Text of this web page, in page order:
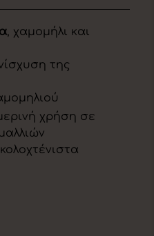
, χαμομήλι και
της
χρήση σε